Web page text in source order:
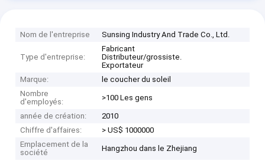
Nom de l'entreprise Sunsing Industry And Trade Co., Ltd.
Type d'entreprise:
Fabricant
Distributeur/grossiste.
Exportateur
Marque:
le coucher du soleil
Nombre
d'employés:
>100 Les gens
année de création:
2010
Chiffre d'affaires:
> US$ 1000000
Emplacement de la
société
Hangzhou dans le Zhejiang